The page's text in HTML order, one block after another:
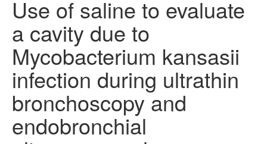
Use of saline to evaluate
a cavity due to
Mycobacterium kansasii
infection during ultrathin
bronchoscopy and
endobronchial